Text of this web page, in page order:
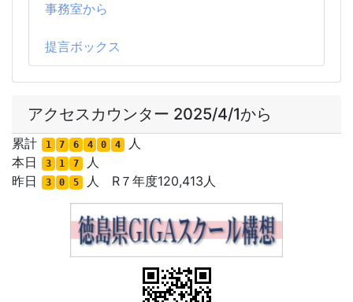
事務室から
提言ボックス
アクセスカウンター 2025/4/1から
累計 1 7 6 4 0 4 人
本日
3 1 7 人
昨日
3 0 5 人 R７年度120,413人